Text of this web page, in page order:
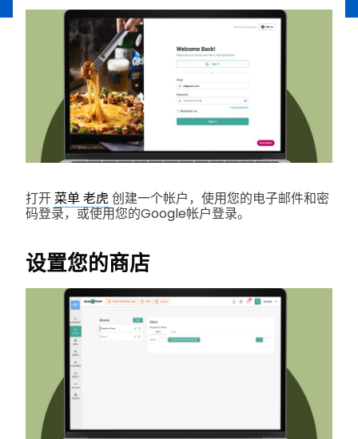
打开菜单 老虎 创建一个帐户，使用您的电子邮件和密
码登录，或使用您的Google帐户登录。
设置您的商店